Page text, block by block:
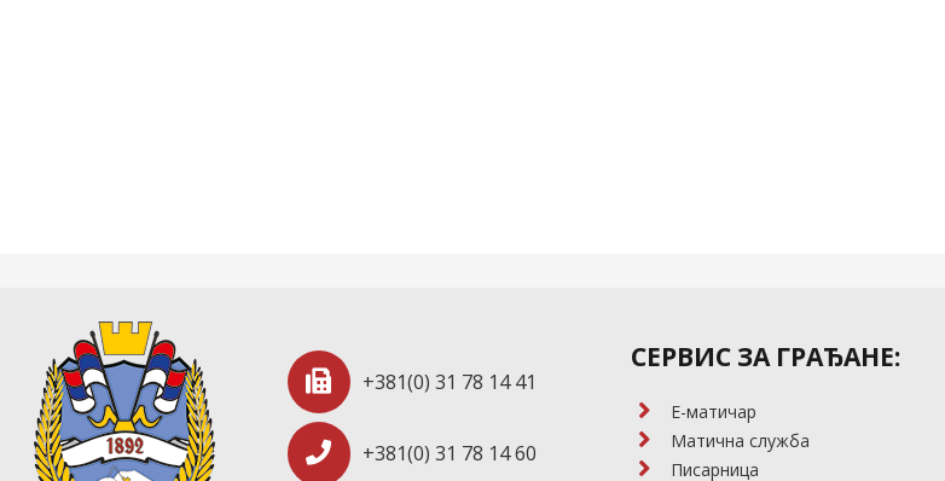
+381(0) 31 78 14 41
+381(0) 31 78 14 60
СЕРВИС ЗА ГРАЂАНЕ:
E-матичар
Матична служба
Писарница